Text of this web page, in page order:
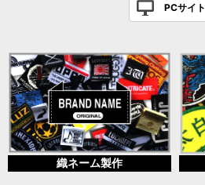
PCサイト
織ネーム製作